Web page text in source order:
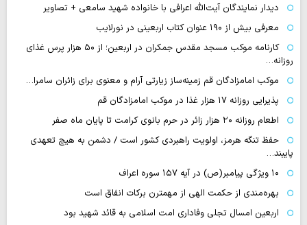
دیدار نمایندگان آیت‌الله اعرافی با خانواده شهید سامعی + تصاویر
معرفی بیش از ۱۹۰ عنوان کتاب اربعینی در نورلایب
کارنامه موکب مسجد مقدس جمکران در اربعین؛ از ۵۰ هزار پرس غذای
روزانه…
موکب امامزادگان قم زمینه‌ساز زیارتی آرام و معنوی برای زائران سامرا…
پذیرایی روزانه ۱۷ هزار غذا در موکب امامزادگان قم
اطعام روزانه ۲۰ هزار زائر در حرم بانوی کرامت تا پایان ماه صفر
حفظ تنگه هرمز، اولویت راهبردی کشور است / دشمن به هیچ تعهدی
پایبند…
۱۰ ویژگی پیامبر(ص) در آیه ۱۵۷ سوره اعراف
بهره‌مندی از حکمت الهی از مهمترن برکات انفاق است
اربعین امسال تجلی وفاداری امت اسلامی به قائد شهید بود